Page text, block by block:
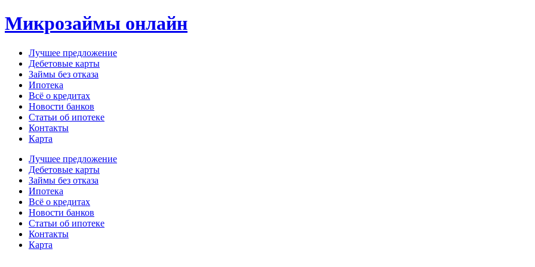
Перейти
к
Микрозаймы онлайн
Лучшее предложение
Дебетовые карты
Займы без отказа
Ипотека
Всё о кредитах
Новости банков
Статьи об ипотеке
Контакты
Карта
Меню Лучшее предложение
Дебетовые карты
Займы без отказа
Ипотека
Всё о кредитах
Новости банков
Статьи об ипотеке
Контакты
Карта